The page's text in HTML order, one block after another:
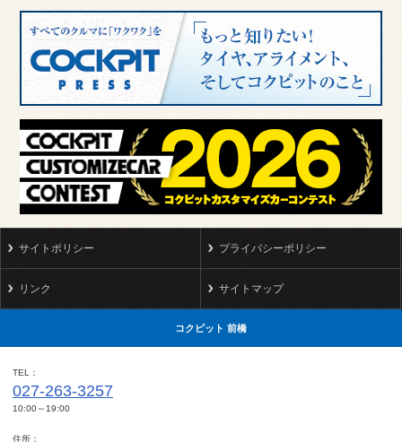
サイトポリシー プライバシーポリシー
リンク サイトマップ
コクピット 前橋
TEL
027-263-3257
10:00～19:00
住所